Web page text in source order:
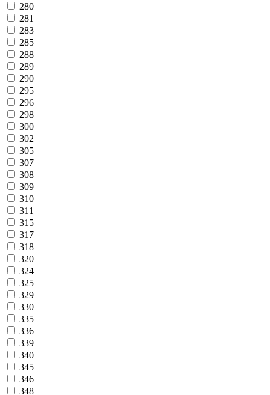
280
281
283
285
288
289
290
295
296
298
300
302
305
307
308
309
310
311
315
317
318
320
324
325
329
330
335
336
339
340
345
346
348